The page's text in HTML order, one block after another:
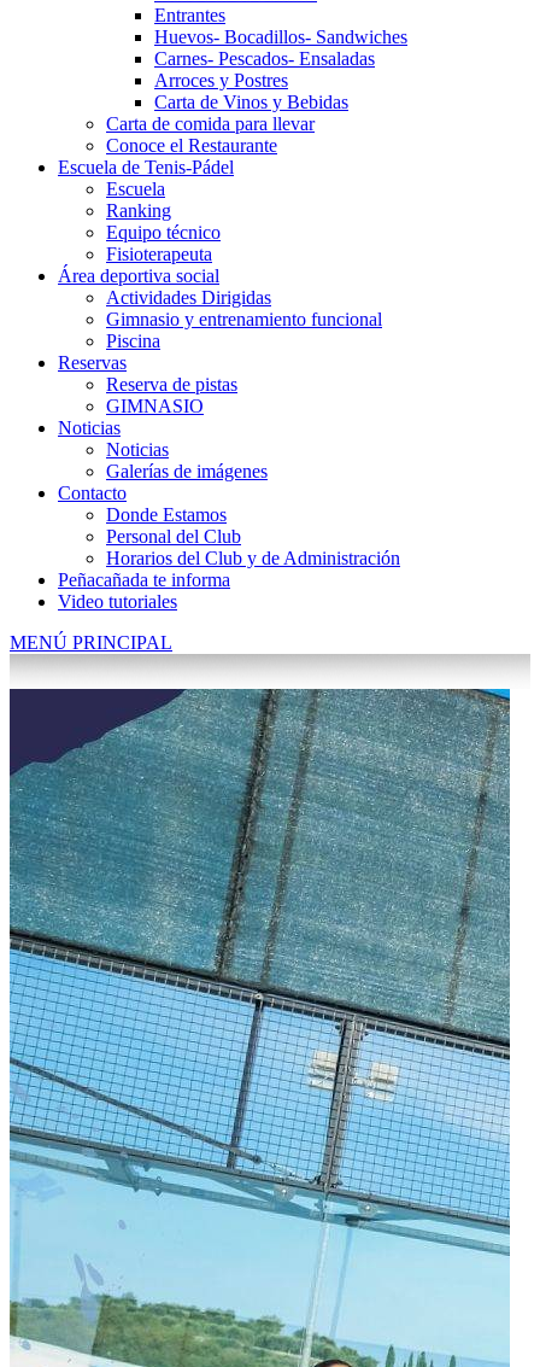
Entrantes
Huevos- Bocadillos- Sandwiches
Carnes- Pescados- Ensaladas
Arroces y Postres
Carta de Vinos y Bebidas
Carta de comida para llevar
Conoce el Restaurante
Escuela de Tenis-Pádel
Escuela
Ranking
Equipo técnico
Fisioterapeuta
Área deportiva social
Actividades Dirigidas
Gimnasio y entrenamiento funcional
Piscina
Reservas
Reserva de pistas
GIMNASIO
Noticias
Noticias
Galerías de imágenes
Contacto
Donde Estamos
Personal del Club
Horarios del Club y de Administración
Peñacañada te informa
Video tutoriales
MENÚ PRINCIPAL